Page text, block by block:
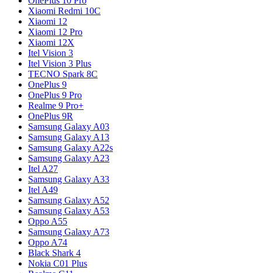
Xiaomi Redmi 10C
Xiaomi 12
Xiaomi 12 Pro
Xiaomi 12X
Itel Vision 3
Itel Vision 3 Plus
TECNO Spark 8C
OnePlus 9
OnePlus 9 Pro
Realme 9 Pro+
OnePlus 9R
Samsung Galaxy A03
Samsung Galaxy A13
Samsung Galaxy A22s
Samsung Galaxy A23
Itel A27
Samsung Galaxy A33
Itel A49
Samsung Galaxy A52
Samsung Galaxy A53
Oppo A55
Samsung Galaxy A73
Oppo A74
Black Shark 4
Nokia C01 Plus